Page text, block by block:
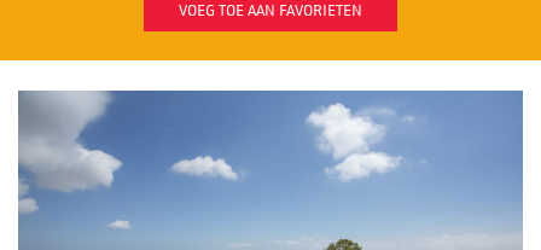
VOEG TOE AAN FAVORIETEN